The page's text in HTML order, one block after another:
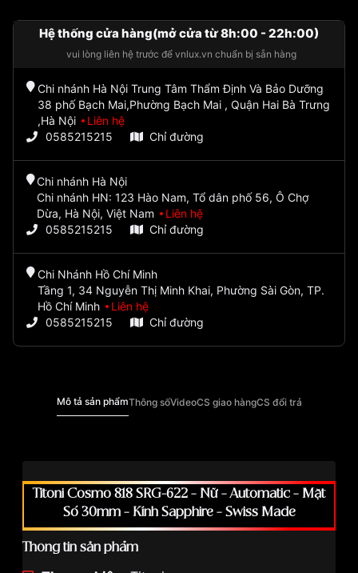
Hệ thống cửa hàng(mở cửa từ 8h:00 - 22h:00)
vui lòng liên hệ trước để vnlux.vn chuẩn bị sẵn hàng
Chi nhánh Hà Nội Trung Tâm Thẩm Định Và Bảo Dưỡng
38 phố Bạch Mai,Phường Bạch Mai , Quận Hai Bà Trưng
,Hà Nội
Liên hệ
0585215215
Chỉ đường
Chi nhánh Hà Nội
Chi nhánh HN: 123 Hào Nam, Tổ dân phố 56, Ô Chợ
Dừa, Hà Nội, Việt Nam
Liên hệ
0585215215
Chỉ đường
Chi Nhánh Hồ Chí Minh
Tầng 1, 34 Nguyễn Thị Minh Khai, Phường Sài Gòn, TP.
Hồ Chí Minh
Liên hệ
0585215215
Chỉ đường
Mô tả sản phẩmThông sốVideoCS giao hàngCS đổi trả
Titoni Cosmo 818 SRG-622 – Nữ – Automatic – Mặt
Số 30mm – Kính Sapphire – Swiss Made
Thông tin sản phẩm